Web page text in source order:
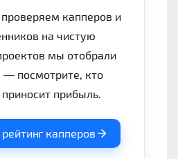
капперов и
на чистую
мы отобрали
посмотрите, кто
прибыль.
капперов